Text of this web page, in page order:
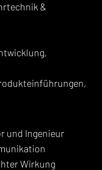
&
und Ingenieur
Wirkung